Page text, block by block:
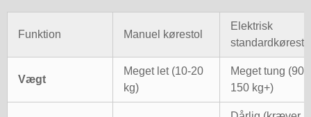
Funktion Manuel kørestol
Elektrisk
Vægt
Meget let (10-20
kg)
Meget tung (90-
150 kg+)